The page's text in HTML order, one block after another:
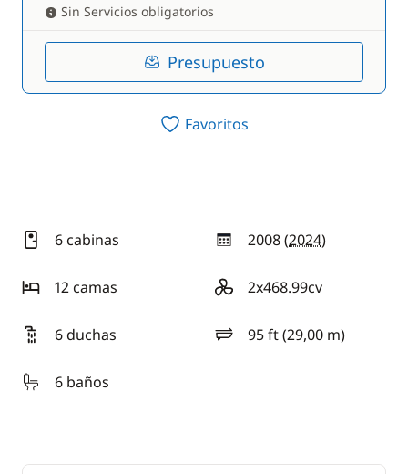
Sin Servicios obligatorios
Presupuesto
Favoritos
6 cabinas 2008 (2024)
año
12 camas
2x468.99cv
motorización
6 duchas
95 ft (29,00 m)
eslora
6 baños